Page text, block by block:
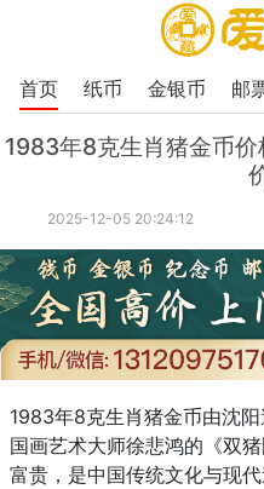
首页 纸币 金银币 邮
1983年8克生肖猪金币
2025-12-05 20:24:12
1983年8克生肖猪金币由沈
国画艺术大师徐悲鸿的《双
富贵，是中国传统文化与现